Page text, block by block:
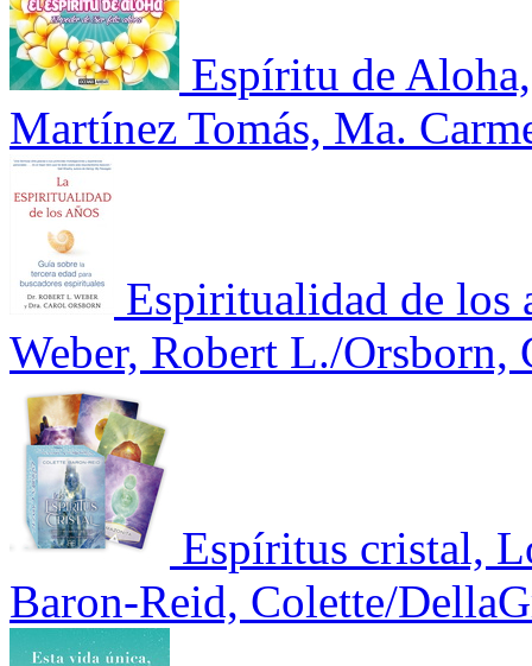
Espíritu de Aloha,
Martínez Tomás, Ma.
Espiritualidad de los
Weber, Robert L./Orsborn,
Espíritus cristal,
Baron-Reid, Colette/